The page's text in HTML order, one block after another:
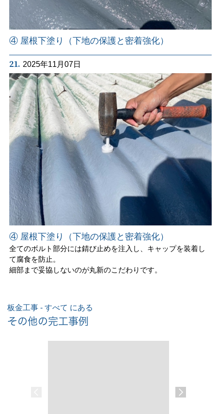
④ 屋根下塗り（下地の保護と密着強化）
21. 2025年11月07日
④ 屋根下塗り（下地の保護と密着強化）
全てのボルト部分には錆び止めを注入し、キャップを装着し
て腐食を防止。
細部まで妥協しないのが丸新のこだわりです。
板金工事 - すべて にある
その他の完工事例